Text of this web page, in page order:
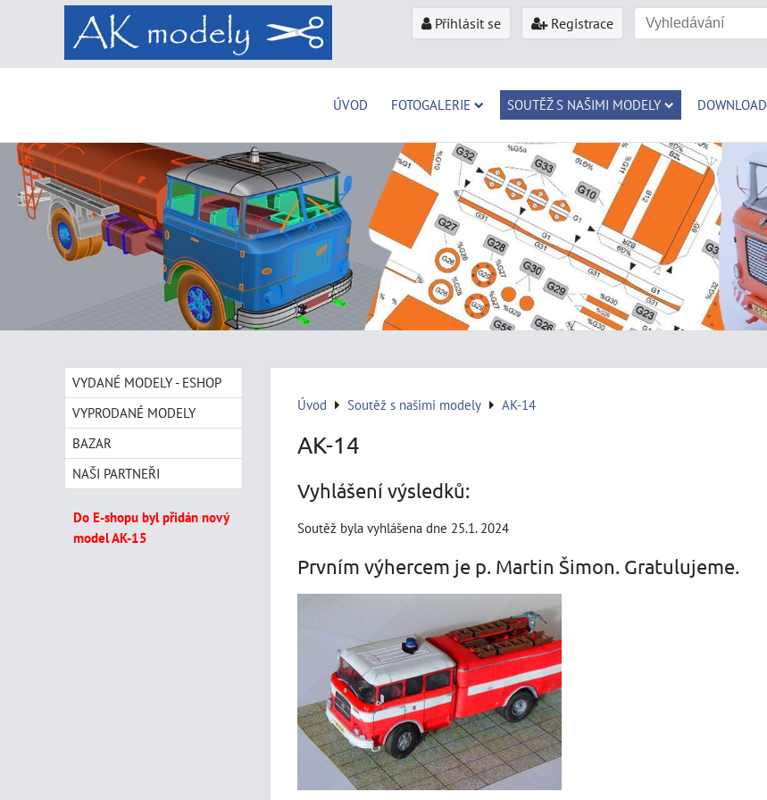
Přihlásit se Registrace
ÚVOD FOTOGALERIE SOUTĚŽ S NAŠIMI MODELY DOWNLOAD
Úvod Soutěž s našimi modely AK-14
AK-14
Vyhlášení výsledků:
Soutěž byla vyhlášena dne 25.1. 2024
Prvním výhercem je p. Martin Šimon. Gratulujeme.
VYDANÉ MODELY - ESHOP
VYPRODANÉ MODELY
BAZAR
NAŠI PARTNEŘI
Do E-shopu byl přidán nový
model AK-15